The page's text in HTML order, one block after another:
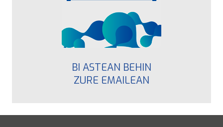
BI ASTEAN BEHIN
ZURE EMAILEAN